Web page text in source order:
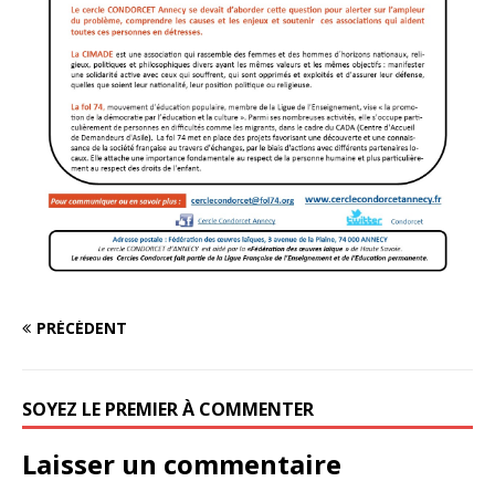
PRÉCÉDENT
SOYEZ LE PREMIER À COMMENTER
Laisser un commentaire